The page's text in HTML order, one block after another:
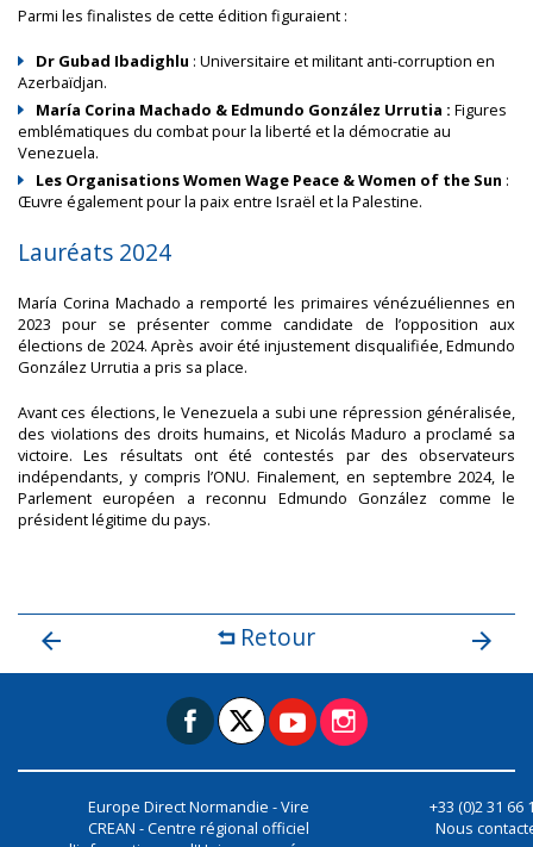
Parmi les finalistes de cette édition figuraient :
Dr Gubad Ibadighlu : Universitaire et militant anti-corruption en
Azerbaïdjan.
María Corina Machado & Edmundo González Urrutia : Figures
emblématiques du combat pour la liberté et la démocratie au
Venezuela.
Les Organisations Women Wage Peace & Women of the Sun :
Œuvre également pour la paix entre Israël et la Palestine.
Lauréats 2024
María Corina Machado a remporté les primaires vénézuéliennes en
2023 pour se présenter comme candidate de l’opposition aux
élections de 2024. Après avoir été injustement disqualifiée, Edmundo
González Urrutia a pris sa place.
Avant ces élections, le Venezuela a subi une répression généralisée,
des violations des droits humains, et Nicolás Maduro a proclamé sa
victoire. Les résultats ont été contestés par des observateurs
indépendants, y compris l’ONU. Finalement, en septembre 2024, le
Parlement européen a reconnu Edmundo González comme le
président légitime du pays.
Retour
Europe Direct Normandie - Vire
CREAN - Centre régional officiel
+33 (0)2 31 66
Nous